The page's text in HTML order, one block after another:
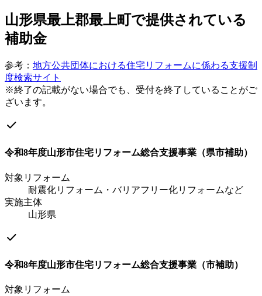
山形県最上郡最上町 で提供されている
補助金
参考： 地方公共団体における住宅リフォームに係わる支援制
度検索サイト
※終了の記載がない場合でも、受付を終了していることがご
ざいます。
check
令和8年度山形市住宅リフォーム総合支援事業（県市補助）
対象リフォーム
耐震化リフォーム・バリアフリー化リフォームなど
実施主体
山形県
check
令和8年度山形市住宅リフォーム総合支援事業（市補助）
対象リフォーム